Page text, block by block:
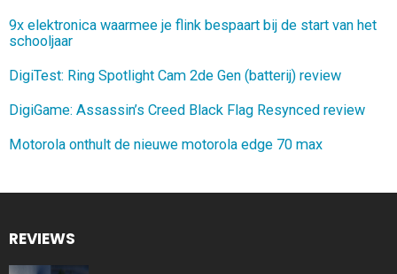
9x elektronica waarmee je flink bespaart bij de start van het
schooljaar
DigiTest: Ring Spotlight Cam 2de Gen (batterij) review
DigiGame: Assassin’s Creed Black Flag Resynced review
Motorola onthult de nieuwe motorola edge 70 max
REVIEWS